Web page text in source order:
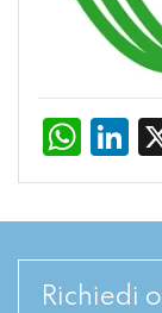
Richiedi